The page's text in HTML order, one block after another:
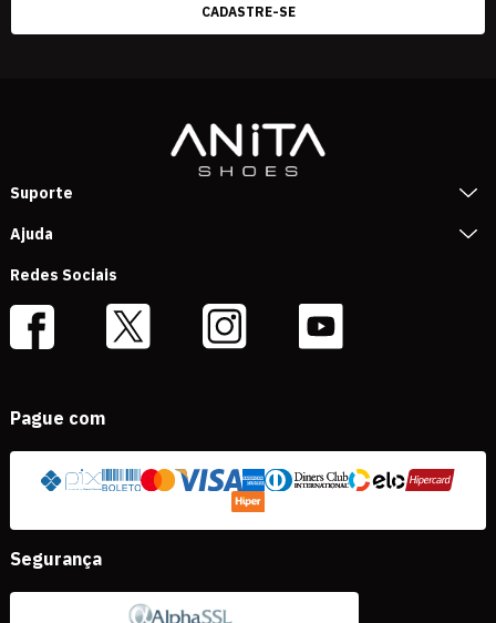
Suporte
Ajuda
Redes Sociais
Pague com
Segurança